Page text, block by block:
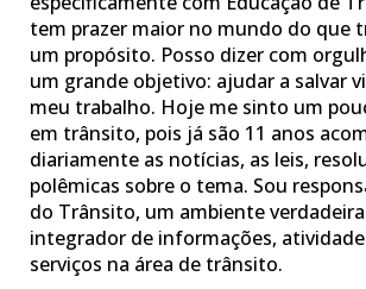
tem prazer maior no mundo do que
um propósito. Posso dizer com
um grande objetivo: ajudar a salvar
meu trabalho. Hoje me sinto um
em trânsito, pois já são 11 anos
diariamente as notícias, as leis,
polêmicas sobre o tema. Sou
do Trânsito, um ambiente
integrador de informações,
serviços na área de trânsito.